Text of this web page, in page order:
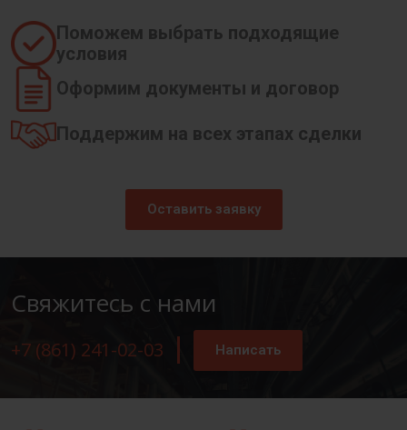
Поможем выбрать подходящие
условия
Оформим документы и договор
Поддержим на всех этапах сделки
Оставить заявку
Свяжитесь с нами
+7 (861) 241-02-03 Написать